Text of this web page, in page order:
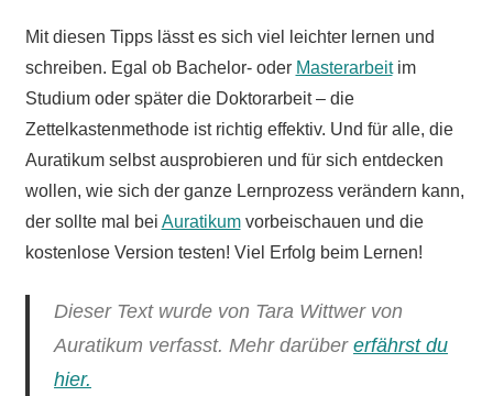
Mit diesen Tipps lässt es sich viel leichter lernen und
schreiben. Egal ob Bachelor- oder Masterarbeitim
Studium oder später die Doktorarbeit – die
Zettelkastenmethode ist richtig effektiv. Und für alle, die
Auratikum selbst ausprobieren und für sich entdecken
wollen, wie sich der ganze Lernprozess verändern kann,
der sollte mal bei Auratikumvorbeischauen und die
kostenlose Version testen! Viel Erfolg beim Lernen!
Dieser Text wurde von Tara Wittwer von
Auratikum verfasst. Mehr darüber erfährst du
hier.